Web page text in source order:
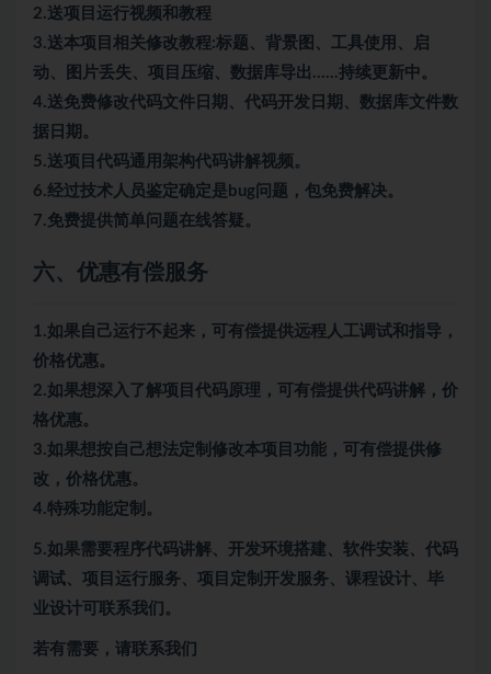
2.送项目运行视频和教程
3.送本项目相关修改教程:标题、背景图、工具使用、启
动、图片丢失、项目压缩、数据库导出……持续更新中。
4.送免费修改代码文件日期、代码开发日期、数据库文件数
据日期。
5.送项目代码通用架构代码讲解视频。
6.经过技术人员鉴定确定是bug问题，包免费解决。
7.免费提供简单问题在线答疑。
六、优惠有偿服务
1.如果自己运行不起来，可有偿提供远程人工调试和指导，
价格优惠。
2.如果想深入了解项目代码原理，可有偿提供代码讲解，价
格优惠。
3.如果想按自己想法定制修改本项目功能，可有偿提供修
改，价格优惠。
4.特殊功能定制。
5.如果需要程序代码讲解、开发环境搭建、软件安装、代码
调试、项目运行服务、项目定制开发服务、课程设计、毕
业设计可联系我们。
若有需要，请联系我们